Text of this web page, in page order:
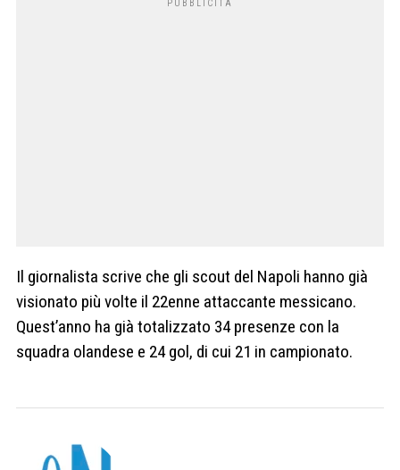
Il giornalista scrive che gli scout del Napoli hanno già
visionato più volte il 22enne attaccante messicano.
Quest’anno ha già totalizzato 34 presenze con la
squadra olandese e 24 gol, di cui 21 in campionato.